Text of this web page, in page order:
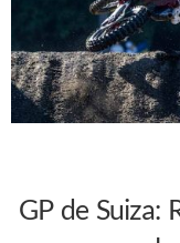
GP de Suiza: